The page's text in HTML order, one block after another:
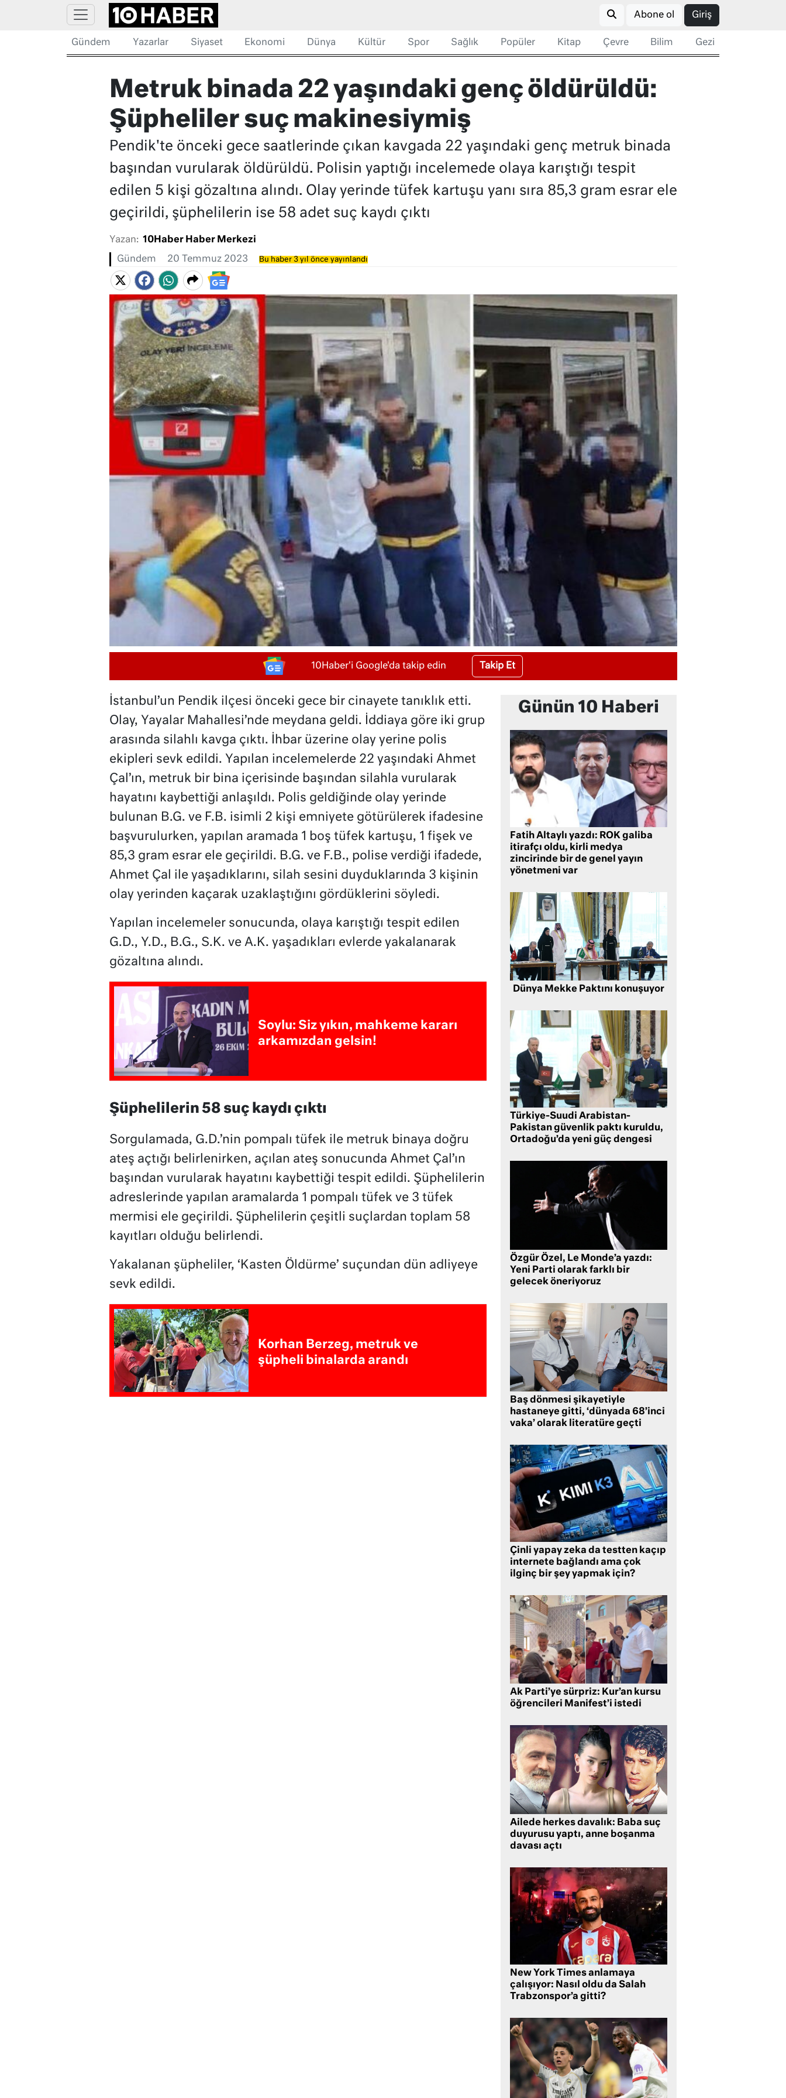
Abone ol Giriş
Gündem Yazarlar Siyaset Ekonomi Dünya Kültür Spor Sağlık Popüler Kitap Çevre Bilim Gezi
Metruk binada 22 yaşındaki genç öldürüldü:
Şüpheliler suç makinesiymiş
Pendik'te önceki gece saatlerinde çıkan kavgada 22 yaşındaki genç metruk binada
başından vurularak öldürüldü. Polisin yaptığı incelemede olaya karıştığı tespit
edilen 5 kişi gözaltına alındı. Olay yerinde tüfek kartuşu yanı sıra 85,3 gram esrar ele
geçirildi, şüphelilerin ise 58 adet suç kaydı çıktı
Yazan: 10Haber Haber Merkezi
Gündem 20 Temmuz 2023 Bu haber 3 yıl önce yayınlandı
10Haber'i Google'da takip edin Takip Et
İstanbul’un Pendik ilçesi önceki gece bir cinayete tanıklık etti.
Olay, Yayalar Mahallesi’nde meydana geldi. İddiaya göre iki grup
arasında silahlı kavga çıktı. İhbar üzerine olay yerine polis
ekipleri sevk edildi. Yapılan incelemelerde 22 yaşındaki Ahmet
Çal’ın, metruk bir bina içerisinde başından silahla vurularak
hayatını kaybettiği anlaşıldı. Polis geldiğinde olay yerinde
bulunan B.G. ve F.B. isimli 2 kişi emniyete götürülerek ifadesine
başvurulurken, yapılan aramada 1 boş tüfek kartuşu, 1 fişek ve
85,3 gram esrar ele geçirildi. B.G. ve F.B., polise verdiği ifadede,
Ahmet Çal ile yaşadıklarını, silah sesini duyduklarında 3 kişinin
olay yerinden kaçarak uzaklaştığını gördüklerini söyledi.
Yapılan incelemeler sonucunda, olaya karıştığı tespit edilen
G.D., Y.D., B.G., S.K. ve A.K. yaşadıkları evlerde yakalanarak
gözaltına alındı.
Soylu: Siz yıkın, mahkeme kararı
arkamızdan gelsin!
Şüphelilerin 58 suç kaydı çıktı
Sorgulamada, G.D.’nin pompalı tüfek ile metruk binaya doğru
ateş açtığı belirlenirken, açılan ateş sonucunda Ahmet Çal’ın
başından vurularak hayatını kaybettiği tespit edildi. Şüphelilerin
adreslerinde yapılan aramalarda 1 pompalı tüfek ve 3 tüfek
mermisi ele geçirildi. Şüphelilerin çeşitli suçlardan toplam 58
kayıtları olduğu belirlendi.
Yakalanan şüpheliler, ‘Kasten Öldürme’ suçundan dün adliyeye
sevk edildi.
Korhan Berzeg, metruk ve
şüpheli binalarda arandı
Günün 10 Haberi
Fatih Altaylı yazdı: ROK galiba
itirafçı oldu, kirli medya
zincirinde bir de genel yayın
yönetmeni var
Dünya Mekke Paktını konuşuyor
Türkiye-Suudi Arabistan-
Pakistan güvenlik paktı kuruldu,
Ortadoğu’da yeni güç dengesi
Özgür Özel, Le Monde’a yazdı:
Yeni Parti olarak farklı bir
gelecek öneriyoruz
Baş dönmesi şikayetiyle
hastaneye gitti, ‘dünyada 68’inci
vaka’ olarak literatüre geçti
Çinli yapay zeka da testten kaçıp
internete bağlandı ama çok
ilginç bir şey yapmak için?
Ak Parti’ye sürpriz: Kur’an kursu
öğrencileri Manifest’i istedi
Ailede herkes davalık: Baba suç
duyurusu yaptı, anne boşanma
davası açtı
New York Times anlamaya
çalışıyor: Nasıl oldu da Salah
Trabzonspor’a gitti?